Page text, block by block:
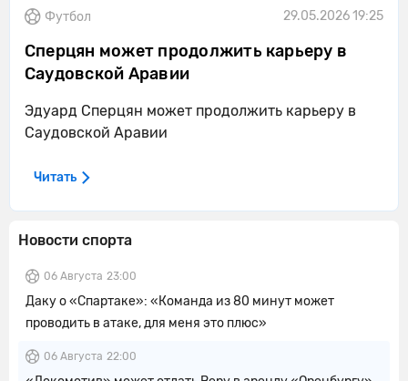
Новости спорта
06 Августа 23:00
Даку о «Спартаке»: «Команда из 80 минут может
проводить в атаке, для меня это плюс»
06 Августа 22:00
Футбол 29.05.2026 19:25
Сперцян может продолжить карьеру в
Саудовской Аравии
Эдуард Сперцян может продолжить карьеру в
Саудовской Аравии
Читать